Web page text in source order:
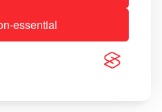
essential